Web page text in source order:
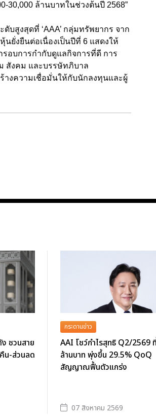
30,000 ล้านบาทในช่วงต้นปี 2568”
บสูงสุดที่ ‘AAA’ กลุ่มทรัพยากร จาก
ยั่งยืนต่อเนื่องเป็นปีที่ 6 แสดงให้
อบการกำกับดูแลกิจการที่ดี การ
สังคม และบรรษัทภิบาล
ร้างความเชื่อมั่นให้กับนักลงทุนและผู้
ชวนสาย
น-ส่วนลด
กระดานข่าว
AAI โชว์กำไรสุทธิ Q2/2569
ล้านบาท พุ่งขึ้น 29.5% QoQ
สัญญาณฟื้นตัวแกร่ง
07 สิงหาคม 2569